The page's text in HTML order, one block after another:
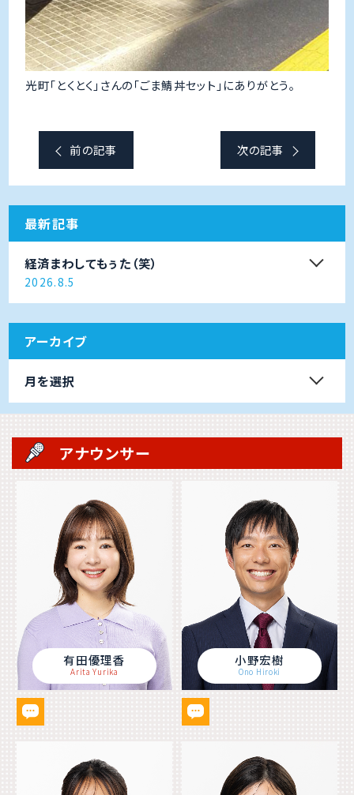
光町「とくとく」さんの「ごま鯖丼セット」にありがとう。
前の記事 次の記事
最新記事
経済まわしてもぅた（笑）
2026.8.5
アーカイブ
月を選択
アナウンサー
有田優理香
Arita Yurika
小野宏樹
Ono Hiroki